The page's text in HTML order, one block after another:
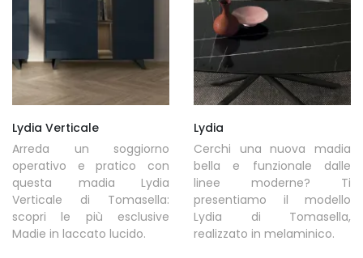
Lydia Verticale
Arreda un soggiorno
operativo e pratico con
questa madia Lydia
Verticale di Tomasella:
scopri le più esclusive
Madie in laccato lucido.
Lydia
Cerchi una nuova madia
bella e funzionale dalle
linee moderne? Ti
presentiamo il modello
Lydia di Tomasella,
realizzato in melaminico.